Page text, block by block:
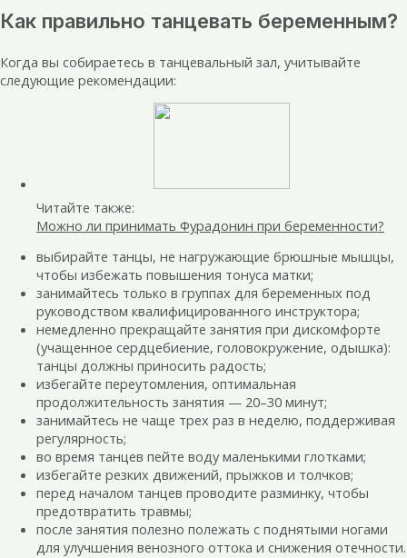
Как правильно танцевать беременным?
Когда вы собираетесь в танцевальный зал, учитывайте
следующие рекомендации:
Читайте также:
Можно ли принимать Фурадонин при беременности?
выбирайте танцы, не нагружающие брюшные мышцы,
чтобы избежать повышения тонуса матки;
занимайтесь только в группах для беременных под
руководством квалифицированного инструктора;
немедленно прекращайте занятия при дискомфорте
(учащенное сердцебиение, головокружение, одышка):
танцы должны приносить радость;
избегайте переутомления, оптимальная
продолжительность занятия — 20–30 минут;
занимайтесь не чаще трех раз в неделю, поддерживая
регулярность;
во время танцев пейте воду маленькими глотками;
избегайте резких движений, прыжков и толчков;
перед началом танцев проводите разминку, чтобы
предотвратить травмы;
после занятия полезно полежать с поднятыми ногами
для улучшения венозного оттока и снижения отечности.